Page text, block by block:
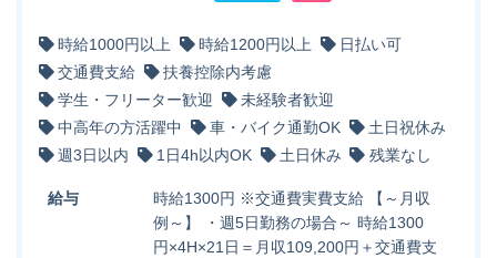
時給1000円以上 時給1200円以上
日払い可
交通費支給
扶養控除内考慮
学生・フリーター歓迎
未経験者歓迎
中高年の方活躍中
車・バイク通勤OK
土日祝休み
週3日以内
1日4h以内OK 土日休み 残業なし
給与
時給1300円 ※交通費実費支給 【～月収
例～】 ・週5日勤務の場合～ 時給1300
円×4H×21日＝月収109,200円＋交通費支